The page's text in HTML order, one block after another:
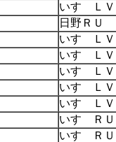
いすゞＬＶ
日野ＲＵ
いすゞＬＶ
いすゞＬＶ
いすゞＬＶ
いすゞＬＶ
いすゞＬＶ
いすゞＲＵ
いすゞＲＵ